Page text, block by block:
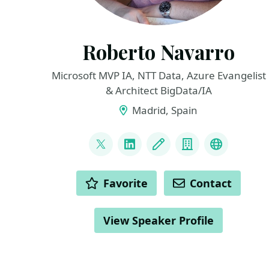
Roberto Navarro
Microsoft MVP IA, NTT Data, Azure Evangelist
& Architect BigData/IA
Madrid, Spain
@NavarroRoberto_
LinkedInBlog CompanyYoutube
ACTIONS Favorite Contact
View Speaker Profile